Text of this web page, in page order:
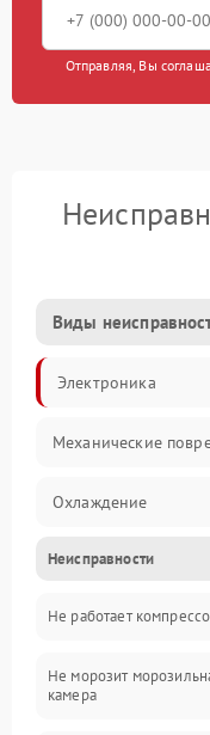
Отправляя, Вы
Виды
Электроника
Механические
Охлаждение
Механика
Электропитание
Дренаж
Неисправности
Не работает
Не морозит
камера